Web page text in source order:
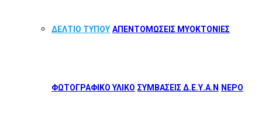
ΔΕΛΤΙΟ ΤΥΠΟΥ ΑΠΕΝΤΟΜΩΣΕΙΣ ΜΥΟΚΤΟΝΙΕΣ
ΦΩΤΟΓΡΑΦΙΚΟ ΥΛΙΚΟ ΣΥΜΒΑΣΕΙΣ Δ.Ε.Υ.Α.Ν ΝΕΡΟ